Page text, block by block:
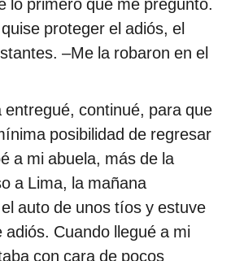
lo primero que me preguntó.
proteger el adiós, el
–Me la robaron en el
entregué, continué, para que
posibilidad de regresar
a mi abuela, más de la
a Lima, la mañana
auto de unos tíos y estuve
adiós. Cuando llegué a mi
con cara de pocos